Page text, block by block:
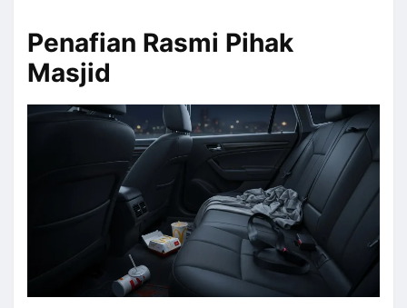
Penafian Rasmi Pihak
Masjid